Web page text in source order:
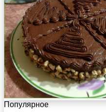
Популярное